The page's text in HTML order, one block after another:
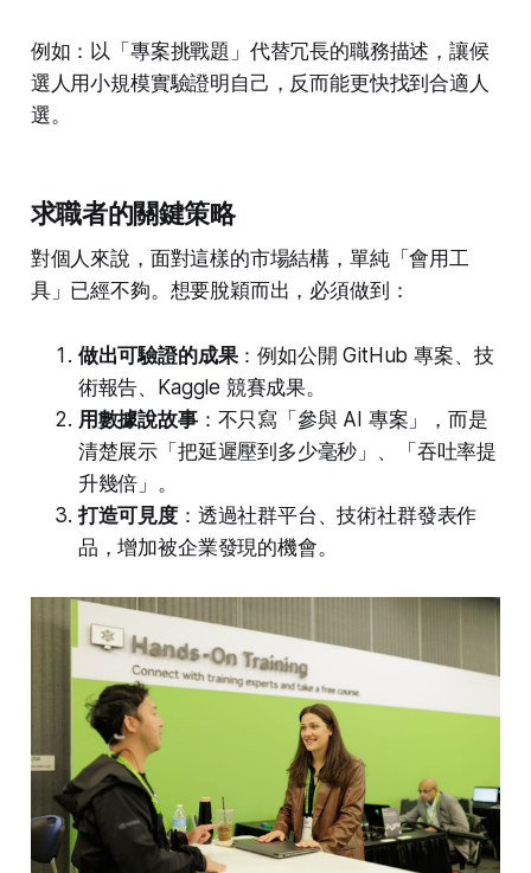
例如：以「專案挑戰題」代替冗長的職務描述，讓候
選人用小規模實驗證明自己，反而能更快找到合適人
選。
求職者的關鍵策略
對個人來說，面對這樣的市場結構，單純「會用工
具」已經不夠。想要脫穎而出，必須做到：
做出可驗證的成果：例如公開 GitHub 專案、技
術報告、Kaggle 競賽成果。
用數據說故事：不只寫「參與 AI 專案」，而是
清楚展示「把延遲壓到多少毫秒」、「吞吐率提
升幾倍」。
打造可見度：透過社群平台、技術社群發表作
品，增加被企業發現的機會。